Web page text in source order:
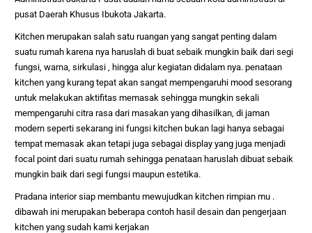
pusat Daerah Khusus Ibukota Jakarta.
Kitchen merupakan salah satu ruangan yang sangat penting dalam
suatu rumah karena nya haruslah di buat sebaik mungkin baik dari segi
fungsi, warna, sirkulasi , hingga alur kegiatan didalam nya. penataan
kitchen yang kurang tepat akan sangat mempengaruhi mood sesorang
untuk melakukan aktifitas memasak sehingga mungkin sekali
mempengaruhi citra rasa dari masakan yang dihasilkan, di jaman
modern seperti sekarang ini fungsi kitchen bukan lagi hanya sebagai
tempat memasak akan tetapi juga sebagai display yang juga menjadi
focal point dari suatu rumah sehingga penataan haruslah dibuat sebaik
mungkin baik dari segi fungsi maupun estetika.
Pradana interior siap membantu mewujudkan kitchen rimpian mu .
dibawah ini merupakan beberapa contoh hasil desain dan pengerjaan
kitchen yang sudah kami kerjakan